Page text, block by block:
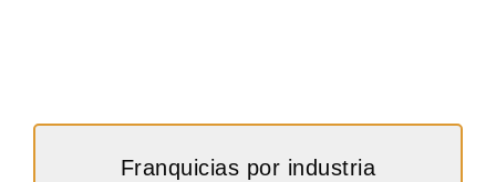
Franquicias por industria